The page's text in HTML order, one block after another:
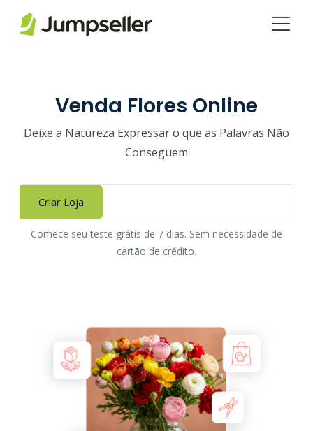
Venda Flores Online
Deixe a Natureza Expressar o que as Palavras Não
Conseguem
Criar Loja
Comece seu teste grátis de 7 dias. Sem necessidade de
cartão de crédito.